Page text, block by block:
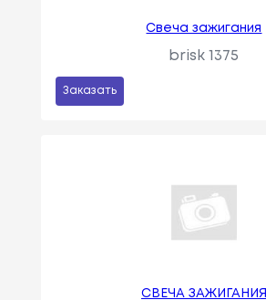
Свеча зажигания
brisk 1375
Заказать
СВЕЧА ЗАЖИГАНИЯ